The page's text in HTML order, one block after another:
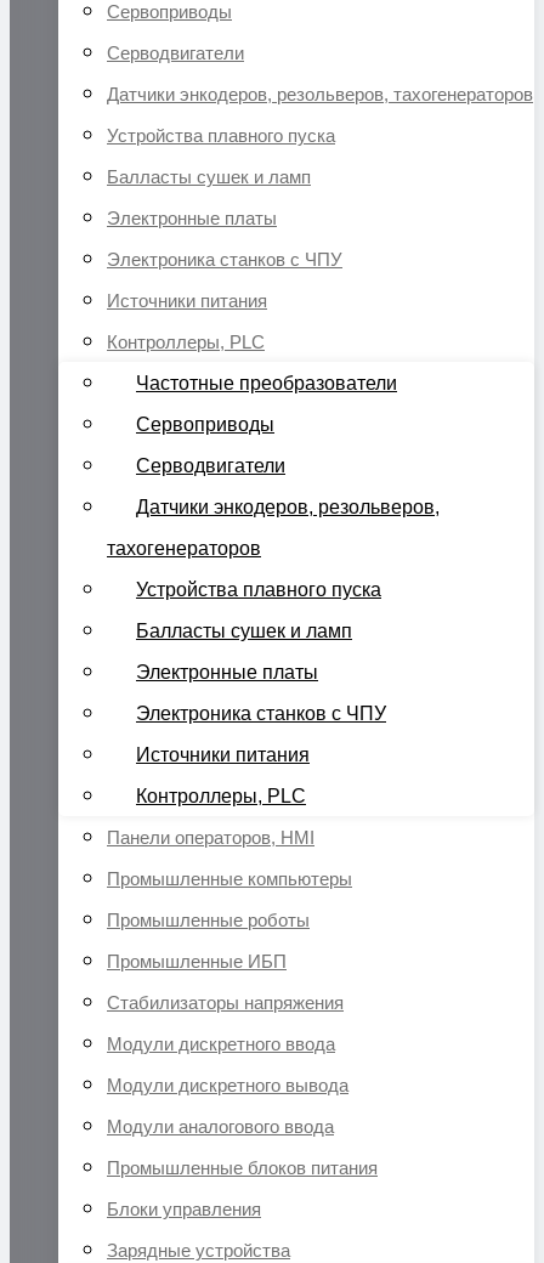
Сервоприводы
Серводвигатели
Датчики энкодеров, резольверов, тахогенераторов
Устройства плавного пуска
Балласты сушек и ламп
Электронные платы
Электроника станков с ЧПУ
Источники питания
Контроллеры, PLC
Частотные преобразователи
Сервоприводы
Серводвигатели
Датчики энкодеров, резольверов,
тахогенераторов
Устройства плавного пуска
Балласты сушек и ламп
Электронные платы
Электроника станков с ЧПУ
Источники питания
Контроллеры, PLC
Панели операторов, HMI
Промышленные компьютеры
Промышленные роботы
Промышленные ИБП
Стабилизаторы напряжения
Модули дискретного ввода
Модули дискретного вывода
Модули аналогового ввода
Промышленные блоков питания
Блоки управления
Зарядные устройства